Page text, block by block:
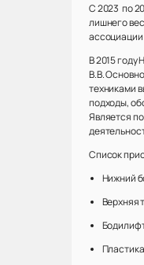
С 2023 по
лишнего
ассоциации
В 2015 году
В.В.
техниками
подходы,
Является
Список
Нижний
Верхняя